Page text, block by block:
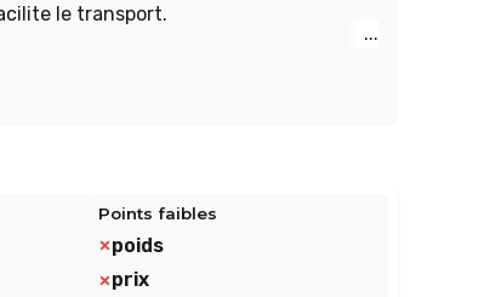
le transport.
Points faibles
poids
prix